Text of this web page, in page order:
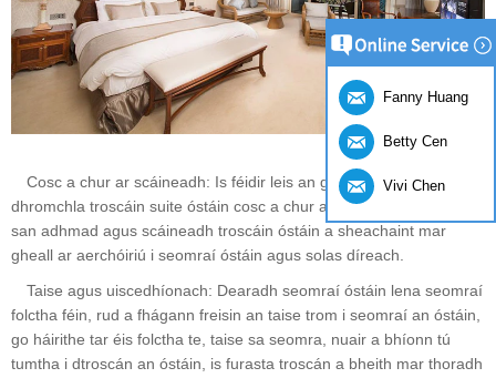
Cosc a chur ar scáineadh: Is féidir leis an gciseal céir ar
dhromchla troscáin suite óstáin cosc ​​a chur ar chaillteanas taise
san adhmad agus scáineadh troscáin óstáin a sheachaint mar
gheall ar aerchóiriú i seomraí óstáin agus solas díreach.
Taise agus uiscedhíonach: Dearadh seomraí óstáin lena seomraí
folctha féin, rud a fhágann freisin an taise trom i seomraí an óstáin,
go háirithe tar éis folctha te, taise sa seomra, nuair a bhíonn tú
tumtha i dtroscán an óstáin, is furasta troscán a bheith mar thoradh
Fanny Huang
Betty Cen
Vivi Chen